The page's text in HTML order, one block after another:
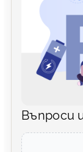
Въпроси